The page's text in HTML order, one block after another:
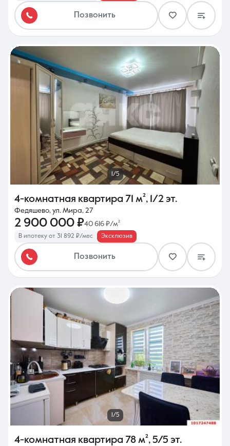
Позвонить
1/5
4-комнатная квартира 71 м², 1/2 эт.
Федяшево, ул. Мира, 27
2 900 000 ₽40 616 ₽/м²
В ипотеку от 31 892 ₽/мес Эксклюзив
Позвонить
1/5
4-комнатная квартира 78 м², 5/5 эт.